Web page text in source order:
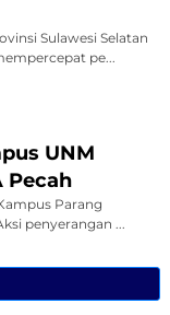
Sulawesi Selatan
pe...
UNM
Pecah
Parang
penyerangan ...